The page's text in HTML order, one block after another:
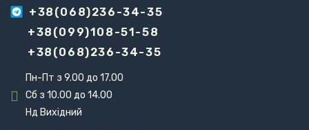
+38(068)236-34-35
+38(099)108-51-58
+38(068)236-34-35
Пн-Пт з 9.00 до 17.00
Сб з 10.00 до 14.00
Нд Вихідний